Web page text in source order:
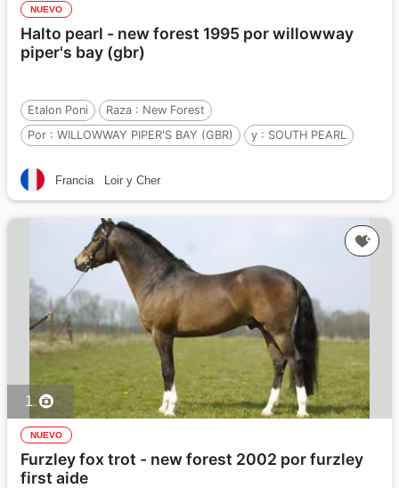
NUEVO
Halto pearl - new forest 1995 por willowway
piper's bay (gbr)
Etalon Poni Raza : New Forest
Por : WILLOWWAY PIPER'S BAY (GBR) y : SOUTH PEARL
Francia
Loir y Cher
1
NUEVO
Furzley fox trot - new forest 2002 por furzley
first aide